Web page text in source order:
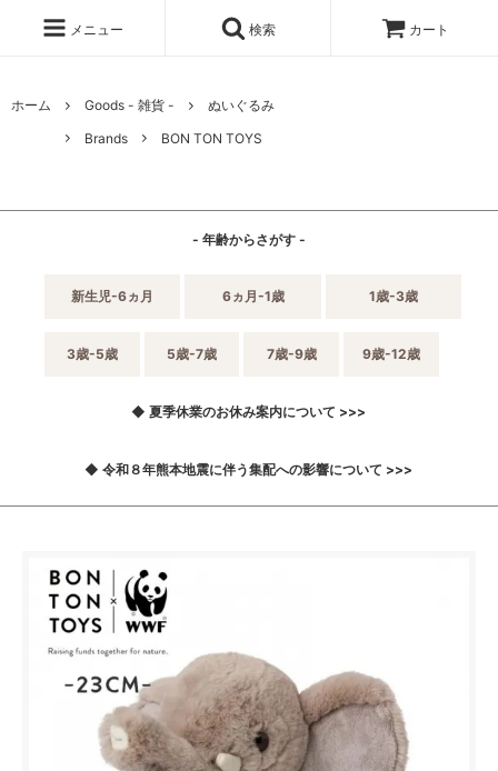
メニュー 検索 カート
ホーム Goods - 雑貨 -
ぬいぐるみ
Brands
BON TON TOYS
- 年齢からさがす -
新生児-6ヵ月 6ヵ月-1歳 1歳-3歳
3歳-5歳 5歳-7歳 7歳-9歳 9歳-12歳
◆ 夏季休業のお休み案内について >>>
◆ 令和８年熊本地震に伴う集配への影響について >>>